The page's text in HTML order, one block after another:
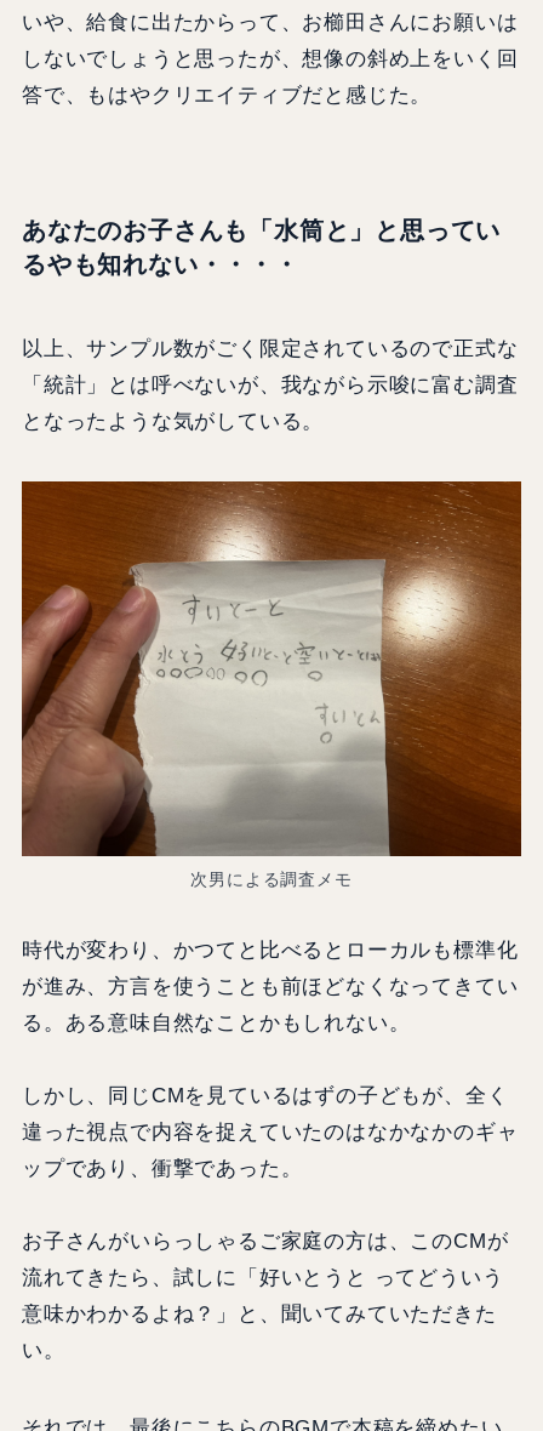
いや、給食に出たからって、お櫛田さんにお願いは
しないでしょうと思ったが、想像の斜め上をいく回
答で、もはやクリエイティブだと感じた。
あなたのお子さんも「水筒と」と思ってい
るやも知れない・・・・
以上、サンプル数がごく限定されているので正式な
「統計」とは呼べないが、我ながら示唆に富む調査
となったような気がしている。
次男による調査メモ
時代が変わり、かつてと比べるとローカルも標準化
が進み、方言を使うことも前ほどなくなってきてい
る。ある意味自然なことかもしれない。
しかし、同じCMを見ているはずの子どもが、全く
違った視点で内容を捉えていたのはなかなかのギャ
ップであり、衝撃であった。
お子さんがいらっしゃるご家庭の方は、このCMが
流れてきたら、試しに「好いとうと ってどういう
意味かわかるよね？」と、聞いてみていただきた
い。